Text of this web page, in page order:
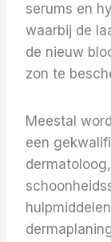
serums en
waarbij de
de nieuw
zon te
Meestal
een